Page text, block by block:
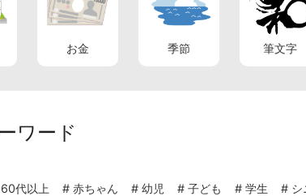
お金 季節 筆文字
ワード
60代以上 # 赤ちゃん # 幼児 # 子ども # 学生 # シ